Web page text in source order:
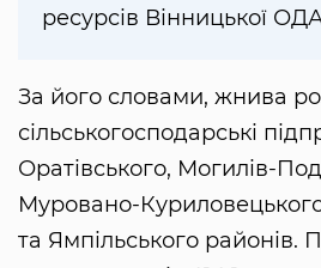
ресурсів Вінницької
За його словами, жнива
сільськогосподарські
Оратівського, Могилів-
Муровано-
та Ямпільського районів.